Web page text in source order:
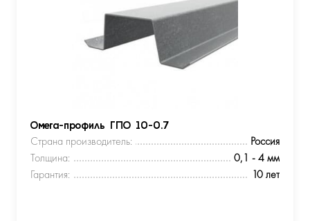
Омега-профиль ГПО 10-0.7
Страна производитель:
Россия
Толщина:
0,1 - 4 мм
Гарантия:
10 лет